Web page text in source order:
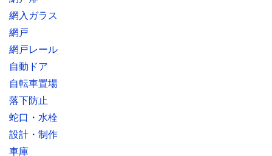
網入ガラス
網戸
網戸レール
自動ドア
自転車置場
落下防止
蛇口・水栓
設計・制作
車庫